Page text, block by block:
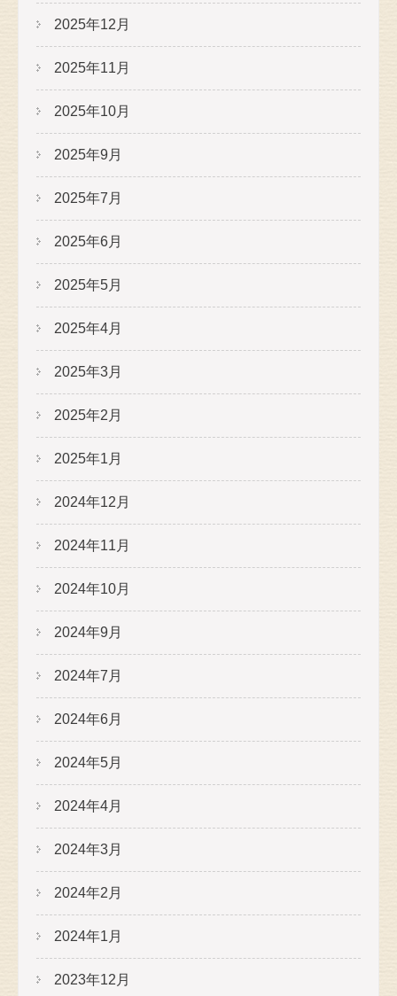
2025年12月
2025年11月
2025年10月
2025年9月
2025年7月
2025年6月
2025年5月
2025年4月
2025年3月
2025年2月
2025年1月
2024年12月
2024年11月
2024年10月
2024年9月
2024年7月
2024年6月
2024年5月
2024年4月
2024年3月
2024年2月
2024年1月
2023年12月